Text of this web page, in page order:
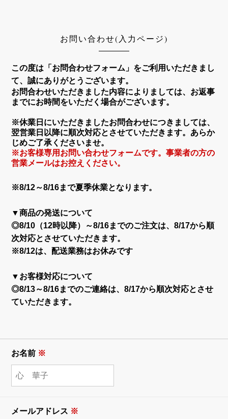
お問い合わせ(入力ページ)
この度は「お問合わせフォーム」をご利用いただきまし
て、誠にありがとうございます。
お問合わせいただきました内容によりましては、お返事
までにお時間をいただく場合がございます。
※休業日にいただきましたお問合わせにつきましては、
翌営業日以降に順次対応とさせていただきます。あらか
じめご了承くださいませ。
※お客様専用お問い合わせフォームです。事業者の方の
営業メールはお控えください。
※8/12～8/16まで夏季休業となります。
▼商品の発送について
◎8/10（12時以降）～8/16までのご注文は、8/17から順
次対応とさせていただきます。
※8/12は、配送業務はお休みです
▼お客様対応について
◎8/13～8/16までのご連絡は、8/17から順次対応とさせ
ていただきます。
お名前 ※
メールアドレス ※